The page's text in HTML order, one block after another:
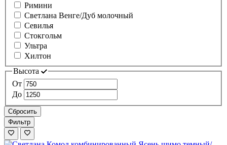
Римини
Светлана Венге/Дуб молочный
Севилья
Стокгольм
Ультра
Хилтон
Высота
От
До
Сбросить
Фильтр